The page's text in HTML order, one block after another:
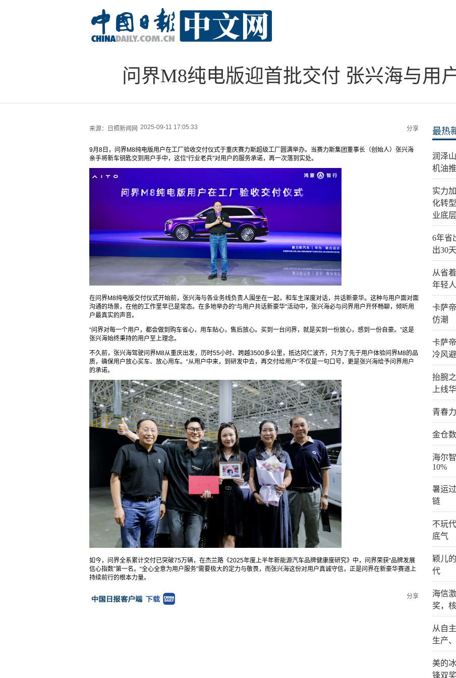
问界M8纯电版迎首批交付 张兴海与用
来源： 日照新闻网 2025-09-11 17:05:33 分享
9月8日，问界M8纯电版用户在工厂验收交付仪式于重庆赛力斯超级工厂圆满举办。当赛力斯集团董事长（创始人）张兴海
亲手将新车钥匙交到用户手中，这位“行业老兵”对用户的服务承诺，再一次落到实处。
在问界M8纯电版交付仪式开始前，张兴海与各业务线负责人围坐在一起，和车主深度对话，共话新豪华。这种与用户面对面
沟通的场景，在他的工作里早已是常态。在多地举办的“与用户共话新豪华”活动中，张兴海必与问界用户开怀畅聊，倾听用
户最真实的声音。
“问界对每一个用户，都会做到购车省心，用车贴心，售后放心。买到一台问界，就是买到一份放心，感到一份自豪。”这是
张兴海始终秉持的用户至上理念。
不久前，张兴海驾驶问界M8从重庆出发，历时55小时、跨越3500多公里，抵达冈仁波齐，只为了先于用户体验问界M8的品
质，确保用户放心买车、放心用车。“从用户中来，到研发中去，再交付给用户”不仅是一句口号，更是张兴海给予问界用户
的承诺。
如今，问界全系累计交付已突破75万辆，在杰兰路《2025年度上半年新能源汽车品牌健康度研究》中，问界荣获“品牌发展
信心指数”第一名。“全心全意为用户服务”需要极大的定力与敬畏，而张兴海这份对用户真诚守信，正是问界在新豪华赛道上
持续前行的根本力量。
分享
最热
润泽
机油
实力
化转
业底
6年省
出30
从省
年轻
卡萨
仿潮
卡萨
冷风
抬腕
上线
青春
金仓
海尔
10%
暑运
链
不玩
底气
颖儿
代
海信
奖，
从自
生产
美的
锋双